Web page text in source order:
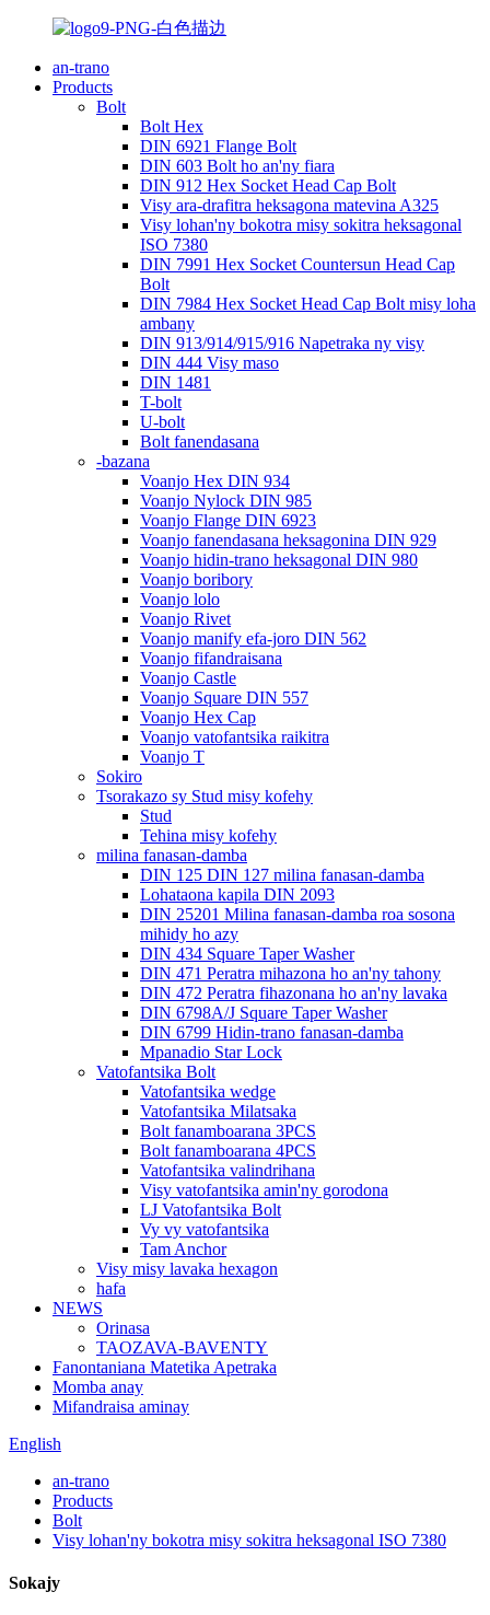
an-trano
Products
Bolt
Bolt Hex
DIN 6921 Flange Bolt
DIN 603 Bolt ho an'ny fiara
DIN 912 Hex Socket Head Cap Bolt
Visy ara-drafitra heksagona matevina A325
Visy lohan'ny bokotra misy sokitra heksagonal
ISO 7380
DIN 7991 Hex Socket Countersun Head Cap
Bolt
DIN 7984 Hex Socket Head Cap Bolt misy loha
ambany
DIN 913/914/915/916 Napetraka ny visy
DIN 444 Visy maso
DIN 1481
T-bolt
U-bolt
Bolt fanendasana
-bazana
Voanjo Hex DIN 934
Voanjo Nylock DIN 985
Voanjo Flange DIN 6923
Voanjo fanendasana heksagonina DIN 929
Voanjo hidin-trano heksagonal DIN 980
Voanjo boribory
Voanjo lolo
Voanjo Rivet
Voanjo manify efa-joro DIN 562
Voanjo fifandraisana
Voanjo Castle
Voanjo Square DIN 557
Voanjo Hex Cap
Voanjo vatofantsika raikitra
Voanjo T
Sokiro
Tsorakazo sy Stud misy kofehy
Stud
Tehina misy kofehy
milina fanasan-damba
DIN 125 DIN 127 milina fanasan-damba
Lohataona kapila DIN 2093
DIN 25201 Milina fanasan-damba roa sosona
mihidy ho azy
DIN 434 Square Taper Washer
DIN 471 Peratra mihazona ho an'ny tahony
DIN 472 Peratra fihazonana ho an'ny lavaka
DIN 6798A/J Square Taper Washer
DIN 6799 Hidin-trano fanasan-damba
Mpanadio Star Lock
Vatofantsika Bolt
Vatofantsika wedge
Vatofantsika Milatsaka
Bolt fanamboarana 3PCS
Bolt fanamboarana 4PCS
Vatofantsika valindrihana
Visy vatofantsika amin'ny gorodona
LJ Vatofantsika Bolt
Vy vy vatofantsika
Tam Anchor
Visy misy lavaka hexagon
hafa
NEWS
Orinasa
TAOZAVA-BAVENTY
Fanontaniana Matetika Apetraka
Momba anay
Mifandraisa aminay
English
an-trano
Products
Bolt
Visy lohan'ny bokotra misy sokitra heksagonal ISO 7380
Sokajy